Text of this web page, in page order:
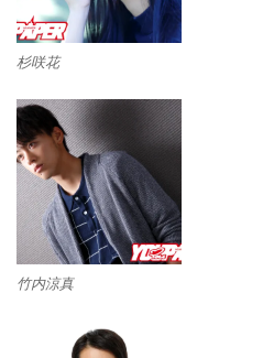
杉咲花
竹内涼真